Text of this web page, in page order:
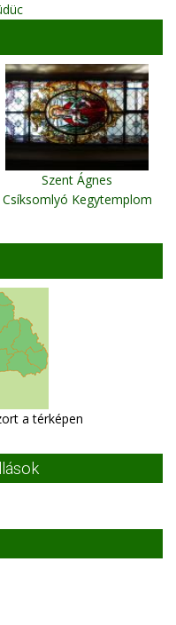
Szent Ágnes
Csíksomlyó Kegytemplom
a térképen